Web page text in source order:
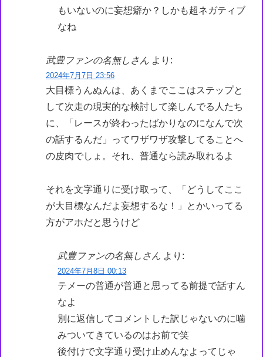
もいないのに妄想癖か？しかも超ネガティブ
なね
武豊ファンの名無しさん より:
2024年7月7日 23:56
大目標うんぬんは、あくまでここはステップと
して次走の現実的な検討して楽しんでる人たち
に、「レースが終わったばかりなのになんで次
の話するんだ」ってワザワザ攻撃してることへ
の皮肉でしょ。それ、普通なら読み取れるよ
それを文字通りに受け取って、「どうしてここ
が大目標なんだよ妄想するな！」とかいってる
方がアホだと思うけど
武豊ファンの名無しさん より:
2024年7月8日 00:13
テメーの普通が普通と思ってる前提で話すん
なよ
別に返信してコメントした訳じゃないのに噛
みついてきているのはお前で笑
後付けで文字通り受け止めんなよってじゃ